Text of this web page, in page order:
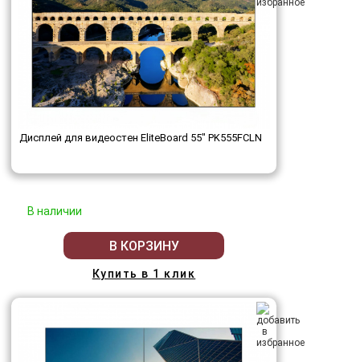
Дисплей для видеостен EliteBoard 55" PK555FCLN
В наличии
В КОРЗИНУ
Купить в 1 клик